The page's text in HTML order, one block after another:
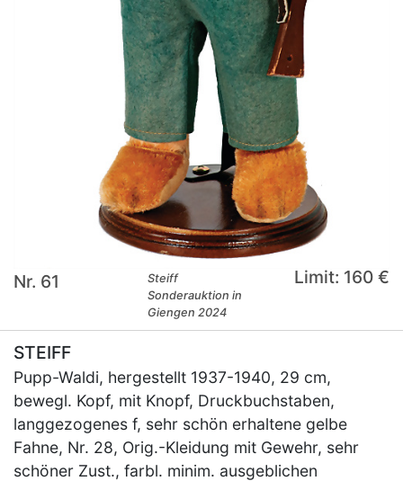
Nr. 61
Steiff
Sonderauktion in
Giengen 2024
Limit: 160 €
STEIFF
Pupp-Waldi, hergestellt 1937-1940, 29 cm,
bewegl. Kopf, mit Knopf, Druckbuchstaben,
langgezogenes f, sehr schön erhaltene gelbe
Fahne, Nr. 28, Orig.-Kleidung mit Gewehr, sehr
schöner Zust., farbl. minim. ausgeblichen